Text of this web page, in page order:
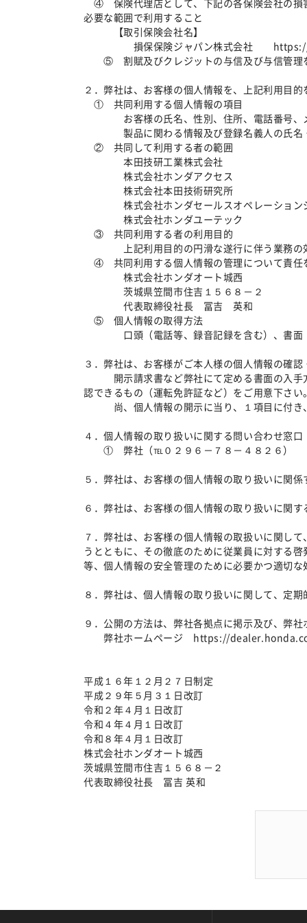
④ 保険代理店として、下記の各保険会社の損
必要な範囲で利用すること
【取引保険会社名】
損保保険ジャパン株式会社 https://
⑤ 割賦及びクレジットの与信及び与信管理
２．弊社は、お客様の個人情報を、上記利用目
① 共同利用する個人情報の項目
お客様の氏名、性別、住所、電話番号、メ
製品に関わる情報及び登録名義人の氏名・
② 共同して利用する者の範囲
本田技研工業株式会社
株式会社ホンダアクセス
株式会社本田技術研究所
株式会社ホンダセールスオペレーション
株式会社ホンダユーテック
③ 共同利用する者の利用目的
上記利用目的の円滑な遂行に伴う業務の効
④ 共同利用する個人情報の管理について責任
株式会社ホンダオート城西
茨城県笠間市住吉１５６８－２
代表取締役社長 冨吉 英和
⑤ 個人情報の取得方法
口頭（電話等、録音記録を含む）、書面（
３．弊社は、お客様がご本人様の個人情報の確
開示請求書など弊社にて定める書面の入手方
認できるもの（運転免許証など）をご用意下さい
尚、個人情報の開示に当り、１項目に付き、
４．個人情報の取り扱いに関する問い合わせ窓口
① 弊社（℡０２９６－７８－４８２６）
５．弊社は、お客様の個人情報の取り扱いに関
６．弊社は、お客様の個人情報の取り扱いに関
７．弊社は、お客様の個人情報の取扱いに関し
うとともに、その徹底のために従業員に対する
等、個人情報の安全管理のために必要かつ適切な
８．弊社は、個人情報の取り扱いに関して、定
９．公開の方法は、弊社各拠点に掲示及び、弊
弊社ホームページ https://
平成１６年１２月２７日制定
平成２９年５月３１日改訂
令和２年４月１日改訂
令和４年４月１日改訂
令和８年４月１日改訂
株式会社ホンダオート城西
茨城県笠間市住吉１５６８－２
代表取締役社長 冨吉 英和